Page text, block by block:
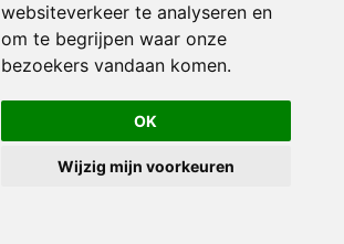
websiteverkeer te analyseren en
om te begrijpen waar onze
bezoekers vandaan komen.
OK
Wijzig mijn voorkeuren